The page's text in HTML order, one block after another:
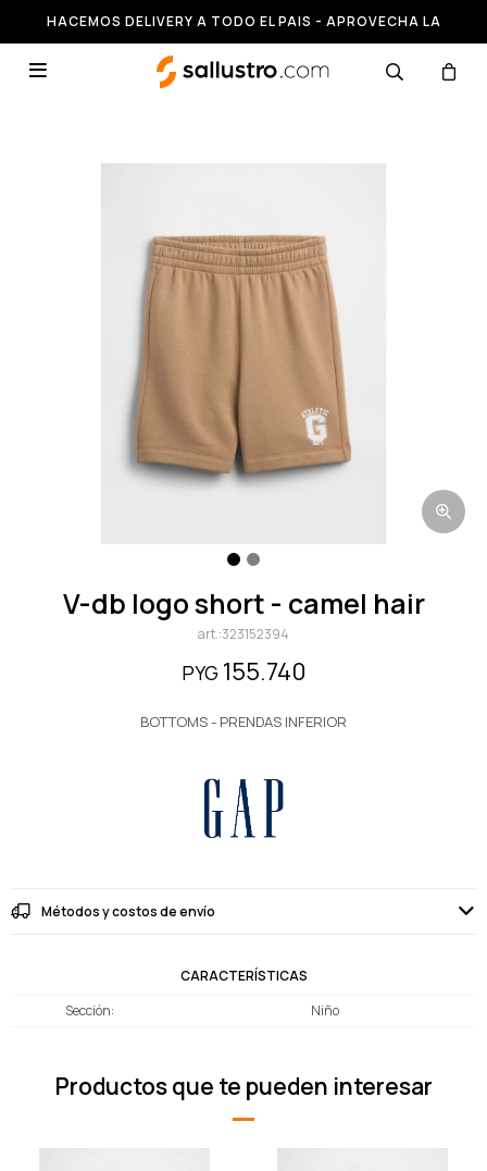
HACEMOS DELIVERY A TODO EL PAIS - APROVECHA LA
RUNNING HASTA 50% OFF

v-db logo short - camel hair
323152394
PYG 155.740
BOTTOMS - PRENDAS INFERIOR
Métodos y costos de envío
CARACTERÍSTICAS
Sección
Niño
Productos que te pueden interesar